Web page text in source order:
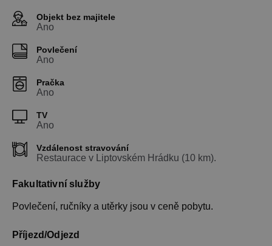
Objekt bez majitele
Ano
Povlečení
Ano
Pračka
Ano
TV
Ano
Vzdálenost stravování
Restaurace v Liptovském Hrádku (10 km).
Fakultativní služby
Povlečení, ručníky a utěrky jsou v ceně pobytu.
Příjezd/Odjezd